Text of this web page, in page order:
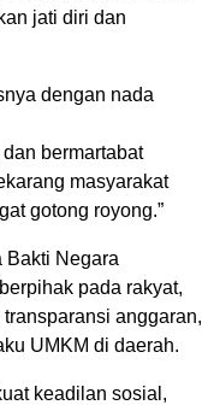
jati diri dan
dengan nada
bermartabat
masyarakat
gotong royong.”
Bakti Negara
pada rakyat,
anggaran,
UMKM di daerah.
keadilan sosial,